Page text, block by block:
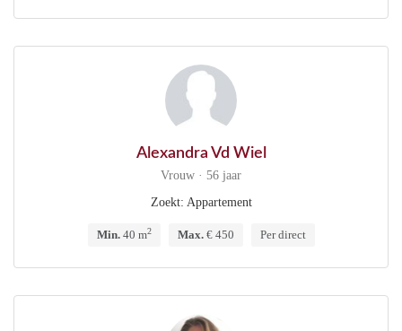
Alexandra Vd Wiel
Vrouw · 56 jaar
Zoekt: Appartement
Min.40 m2 Max.€ 450 Per direct